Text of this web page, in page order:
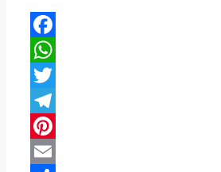
Facebook
WhatsApp
Twitter
Telegram
Pinterest